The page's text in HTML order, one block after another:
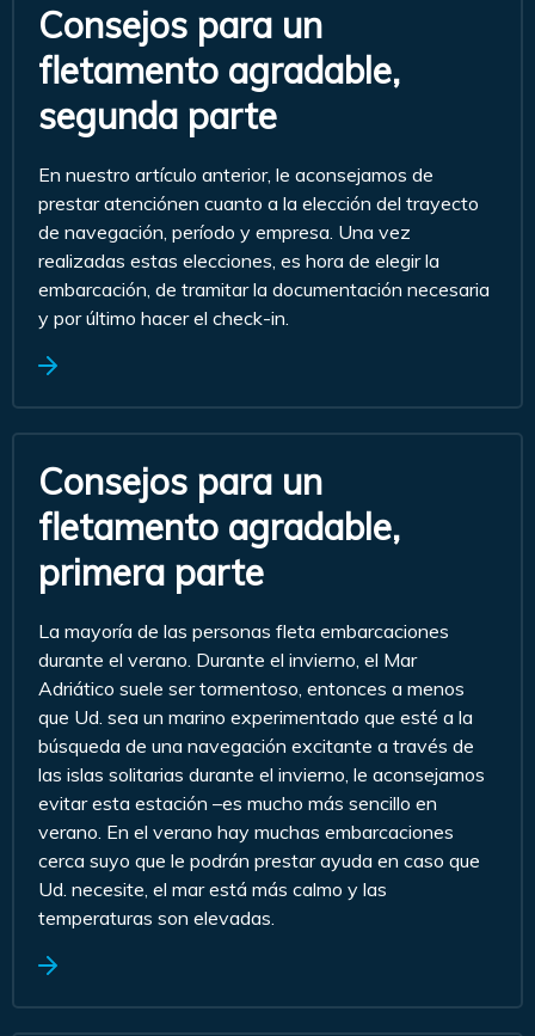
Consejos para un
fletamento agradable,
segunda parte
En nuestro artículo anterior, le aconsejamos de
prestar atenciónen cuanto a la elección del trayecto
de navegación, período y empresa. Una vez
realizadas estas elecciones, es hora de elegir la
embarcación, de tramitar la documentación necesaria
y por último hacer el check-in.
Consejos para un
fletamento agradable,
primera parte
La mayoría de las personas fleta embarcaciones
durante el verano. Durante el invierno, el Mar
Adriático suele ser tormentoso, entonces a menos
que Ud. sea un marino experimentado que esté a la
búsqueda de una navegación excitante a través de
las islas solitarias durante el invierno, le aconsejamos
evitar esta estación –es mucho más sencillo en
verano. En el verano hay muchas embarcaciones
cerca suyo que le podrán prestar ayuda en caso que
Ud. necesite, el mar está más calmo y las
temperaturas son elevadas.